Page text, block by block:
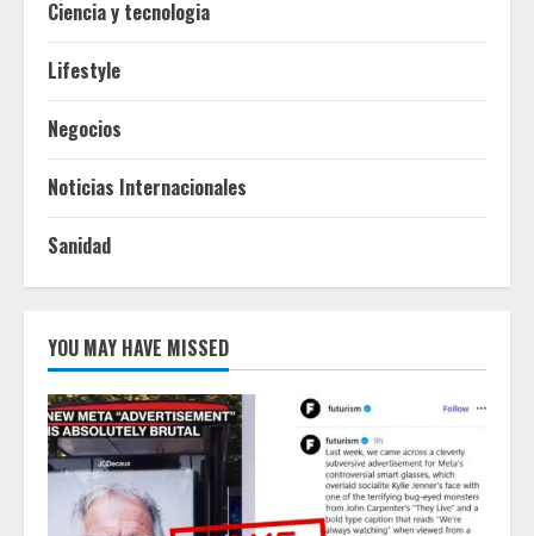
Ciencia y tecnologia
Lifestyle
Negocios
Noticias Internacionales
Sanidad
YOU MAY HAVE MISSED